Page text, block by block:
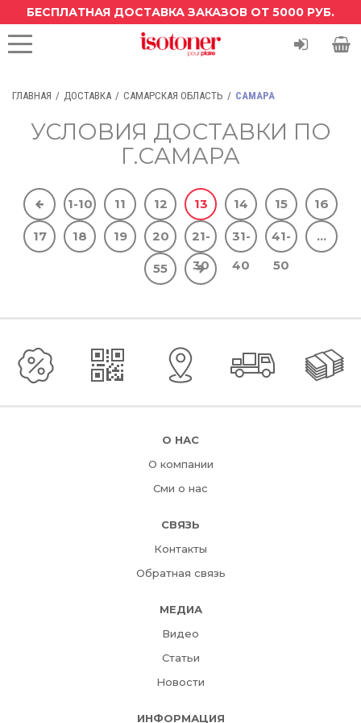
БЕСПЛАТНАЯ ДОСТАВКА ЗАКАЗОВ ОТ 5000 РУБ.
ГЛАВНАЯ ДОСТАВКА САМАРСКАЯ ОБЛАСТЬ САМАРА
УСЛОВИЯ ДОСТАВКИ ПО
Г.САМАРА
1-10 11 12 13 14 15 16
17 18 19 20
21-
30
31-
40
41-
50
...
55
О НАС
О компании
Сми о нас
СВЯЗЬ
Контакты
Обратная связь
МЕДИА
Видео
Статьи
Новости
ИНФОРМАЦИЯ